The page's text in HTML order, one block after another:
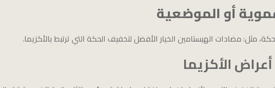
أو الموضعية
مثل: مضادات الهيستامين الخيار الأفضل لتخفيف الحكة التي ترتبط بالأكزيما.
الأكزيما